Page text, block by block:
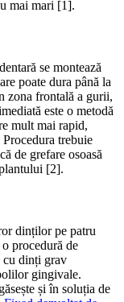
mai mari [1].
se montează
poate dura până la
zona frontală a gurii,
este o metodă
mult mai rapid,
trebuie
de grefare osoasă
[2].
dinților pe patru
procedură de
cu dinți grav
gingivale.
și în soluția de